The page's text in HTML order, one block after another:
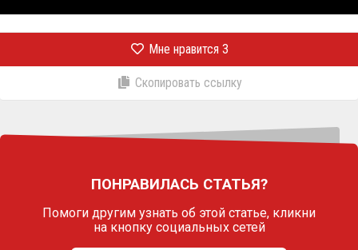
Мне нравится 3
Скопировать ссылку
ПОНРАВИЛАСЬ СТАТЬЯ?
Помоги другим узнать об этой статье, кликни
на кнопку социальных сетей